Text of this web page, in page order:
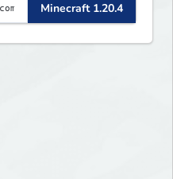
Minecraft 1.20.4